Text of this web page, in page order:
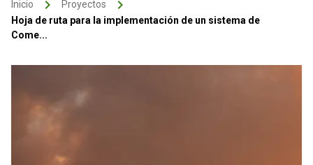
Inicio keyboard_arrow_right Proyectos keyboard_arrow_right
Hoja de ruta para la implementación de un sistema de
Come...